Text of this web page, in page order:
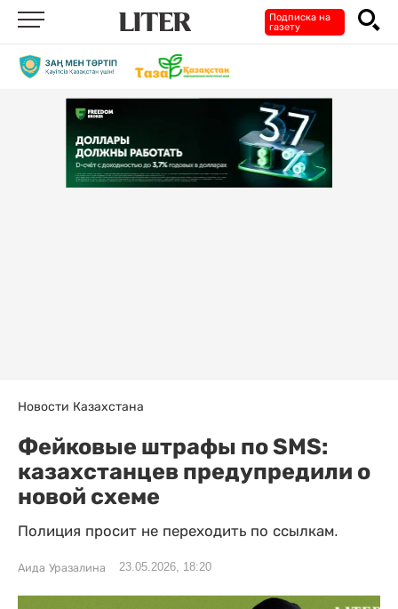
Подписка на
газету
Новости Казахстана
Фейковые штрафы по SMS:
казахстанцев предупредили о
новой схеме
Полиция просит не переходить по ссылкам.
Аида Уразалина 23.05.2026, 18:20